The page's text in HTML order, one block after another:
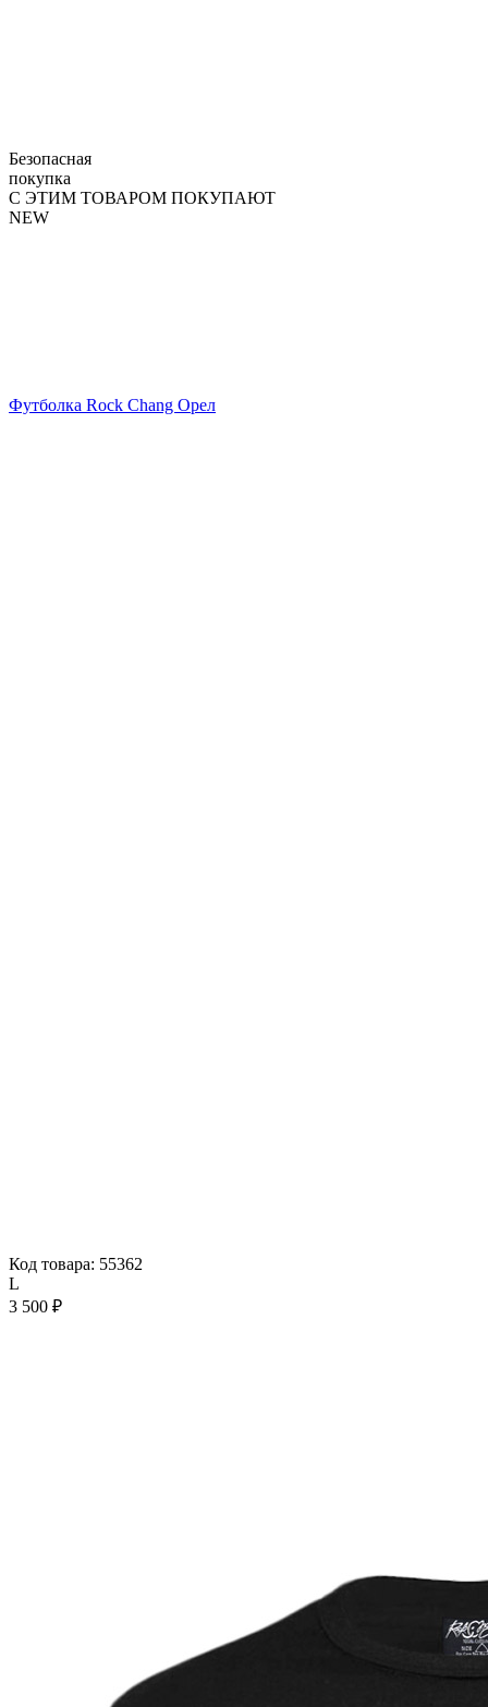
Безопасная
покупка
С ЭТИМ ТОВАРОМ ПОКУПАЮТ
NEW
Футболка Rock Chang Орел
Код товара: 55362
L
3 500 ₽